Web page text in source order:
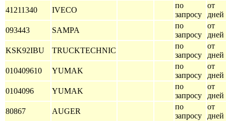
41211340
IVECO
по
запросу
от
дней
093443
SAMPA
по
запросу
от
дней
KSK92IBU
TRUCKTECHNIC
по
запросу
от
дней
010409610
YUMAK
по
запросу
от
дней
0104096
YUMAK
по
запросу
от
дней
80867
AUGER
по
запросу
от
дней